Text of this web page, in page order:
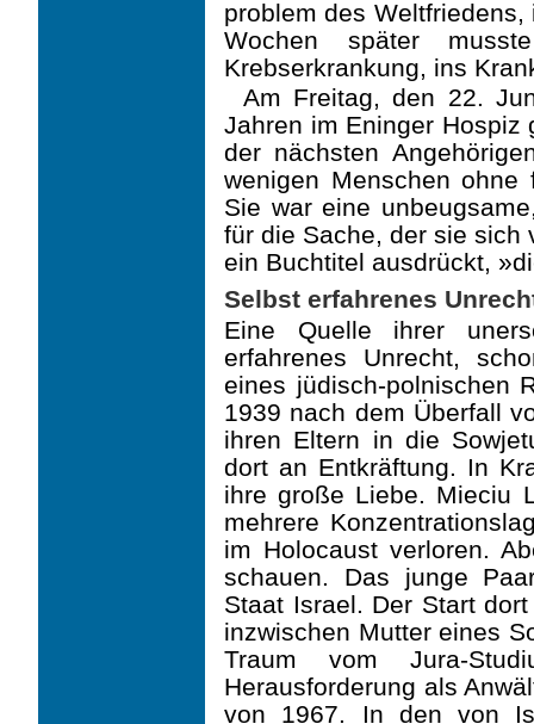
problem des
Wochen später
Krebserkrankung, ins
Am Freitag, den 22.
Jahren im Eninger Hospiz
der nächsten
wenigen Menschen ohne
Sie war eine
für die Sache, der sie sich
ein Buchtitel ausdrückt,
Selbst erfahrenes
Eine Quelle ihrer
erfahrenes Unrecht,
eines jüdisch-polnischen
1939 nach dem Überfall
ihren Eltern in die
dort an Entkräftung. In
ihre große Liebe. Mieciu
mehrere
im Holocaust verloren.
schauen. Das junge
Staat Israel. Der Start
inzwischen Mutter eines
Traum vom Jura-
Herausforderung als
von 1967. In den von